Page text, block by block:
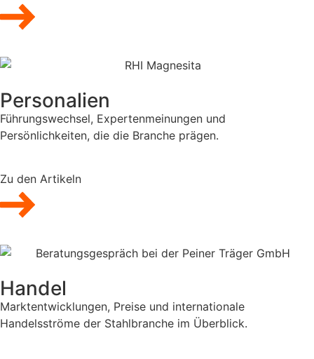
Personalien
Führungswechsel, Expertenmeinungen und
Persönlichkeiten, die die Branche prägen.
Zu den Artikeln
Handel
Marktentwicklungen, Preise und internationale
Handelsströme der Stahlbranche im Überblick.